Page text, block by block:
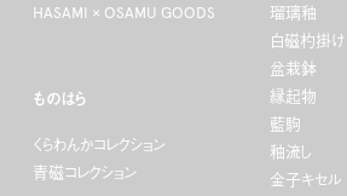
HASAMI × OSAMU GOODS
瑠璃釉
白磁杓掛け
盆栽鉢
縁起物
藍駒
釉流し
金子キセル
ものはら
くらわんかコレクション
青磁コレクション